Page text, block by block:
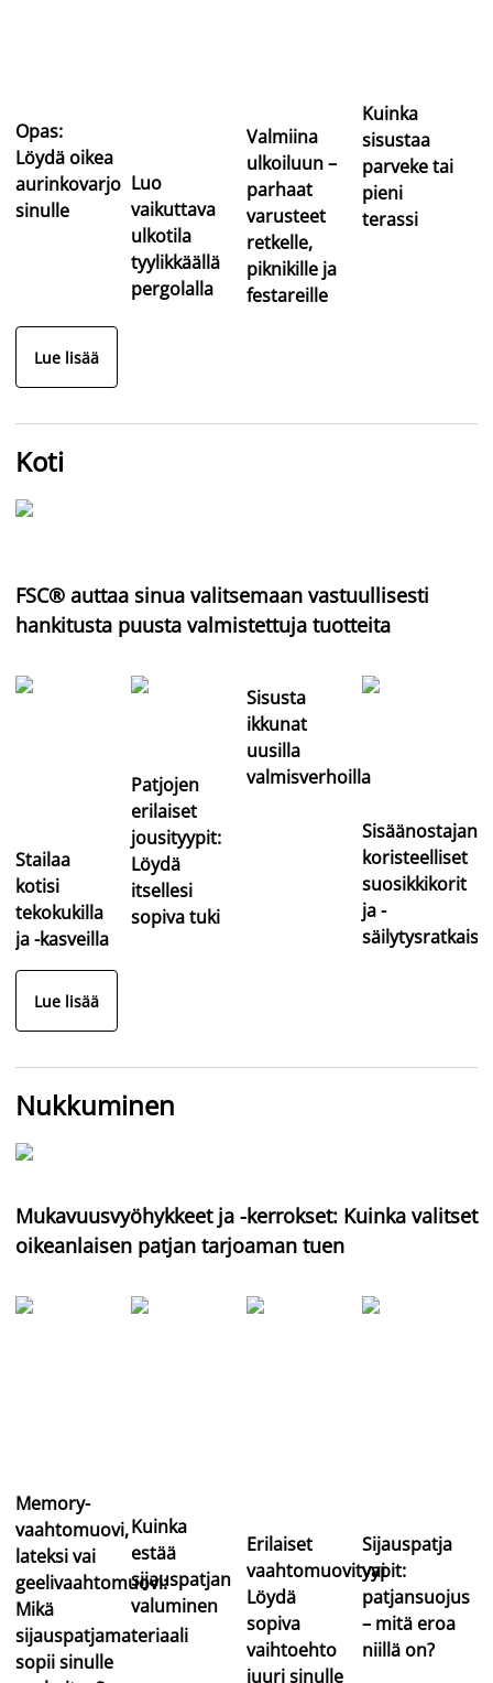
Opas:
Löydä oikea
aurinkovarjo
sinulle
Luo
vaikuttava
ulkotila
tyylikkäällä
pergolalla
Valmiina
ulkoiluun –
parhaat
varusteet
retkelle,
piknikille ja
festareille
Kuinka
sisustaa
parveke tai
pieni
terassi
Lue lisää
Koti
FSC® auttaa sinua valitsemaan vastuullisesti
hankitusta puusta valmistettuja tuotteita
Stailaa
kotisi
tekokukilla
ja -kasveilla
Patjojen
erilaiset
jousityypit:
Löydä
itsellesi
sopiva tuki
Sisusta
ikkunat
uusilla
valmisverhoilla
Sisäänostajan
koristeelliset
suosikkikorit
ja -
Lue lisää
Nukkuminen
Mukavuusvyöhykkeet ja -kerrokset: Kuinka valitset
oikeanlaisen patjan tarjoaman tuen
Memory-
vaahtomuovi,
lateksi vai
geelivaahtomuovi:
Mikä
sijauspatjamateriaali
sopii sinulle
Kuinka
estää
sijauspatjan
valuminen
Erilaiset
vaahtomuovityypit:
Löydä
sopiva
vaihtoehto
juuri sinulle
Sijauspatja
vai
patjansuojus
– mitä eroa
niillä on?